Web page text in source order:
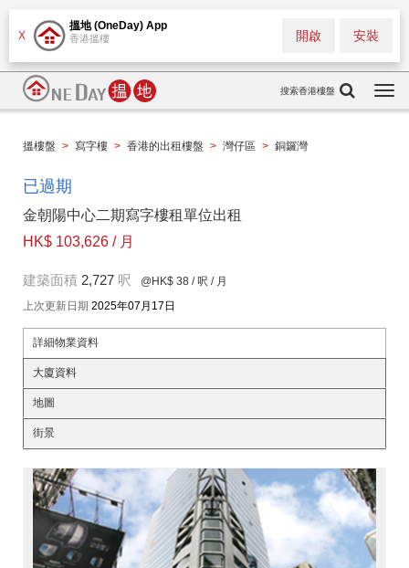
X
搵地 (OneDay) App
香港搵樓 安裝
開啟
搜索香港樓盤
搵樓盤 > 寫字樓 > 香港的出租樓盤 > 灣仔區 > 銅鑼灣
已過期
金朝陽中心二期寫字樓租單位出租
HK$ 103,626 / 月
建築面積 2,727 呎 @HK$ 38 / 呎 / 月
上次更新日期 2025年07月17日
詳細物業資料
大廈資料
地圖
街景